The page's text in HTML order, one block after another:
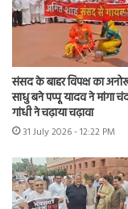
संसद के बाहर विपक्ष का
साधु बने पप्पू यादव ने मांगा
गांधी ने चढ़ाया चढ़ावा
31 July 2026 - 12:22 PM